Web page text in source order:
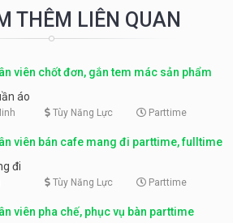
THÊM LIÊN QUAN
viên chốt đơn, gắn tem mác sản phẩm
áo
Tùy Năng Lực Parttime
viên bán cafe mang đi parttime, fulltime
đi
Tùy Năng Lực Parttime
viên pha chế, phục vụ bàn parttime